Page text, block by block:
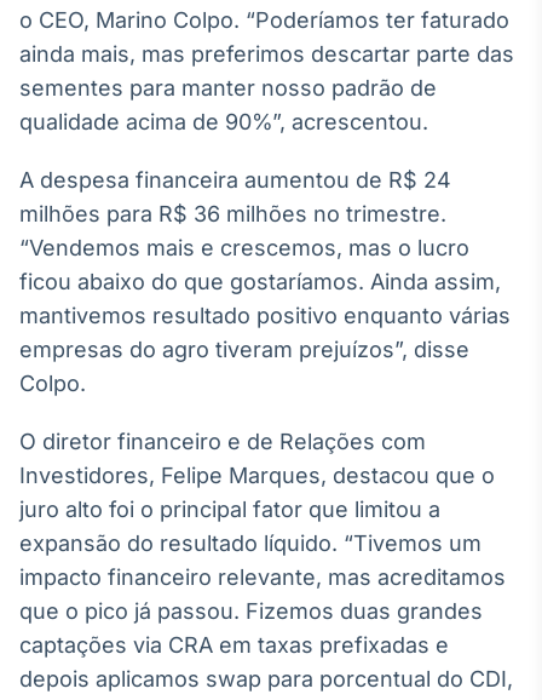
Datafeed
APIs para
conteúdos e
dados
Broadcast
headlines de
notícias
Broadcast
para conteúdos e
funcionalidades
Broadcast
Wallboard
dados para
displays e telas
o CEO, Marino Colpo. “Poderíamos ter faturado
ainda mais, mas preferimos descartar parte das
sementes para manter nosso padrão de
qualidade acima de 90%”, acrescentou.
A despesa financeira aumentou de R$ 24
milhões para R$ 36 milhões no trimestre.
“Vendemos mais e crescemos, mas o lucro
ficou abaixo do que gostaríamos. Ainda assim,
mantivemos resultado positivo enquanto várias
empresas do agro tiveram prejuízos”, disse
Colpo.
O diretor financeiro e de Relações com
Investidores, Felipe Marques, destacou que o
juro alto foi o principal fator que limitou a
expansão do resultado líquido. “Tivemos um
impacto financeiro relevante, mas acreditamos
que o pico já passou. Fizemos duas grandes
captações via CRA em taxas prefixadas e
depois aplicamos swap para porcentual do CDI,